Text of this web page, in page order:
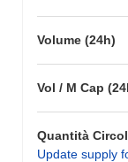
Volume (24h)
Vol / M Cap
Quantità
Update supply